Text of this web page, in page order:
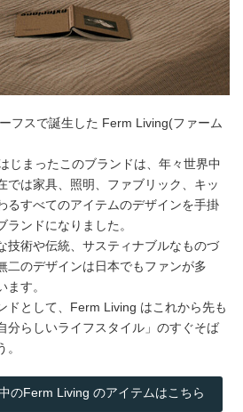
フスで誕生した Ferm Living(ファーム
じまったこのブランドは、年々世界中
では家具、照明、ファブリック、キッ
るすべてのアイテムのデザインを手掛
ンドになりました。
技術や伝統、サスティナブルなものづ
二のデザインは日本でもファンが多
ます。
ドとして、Ferm Living はこれから先も
分らしいライフスタイル」のすぐそば
のFerm Living のアイテムはこちら